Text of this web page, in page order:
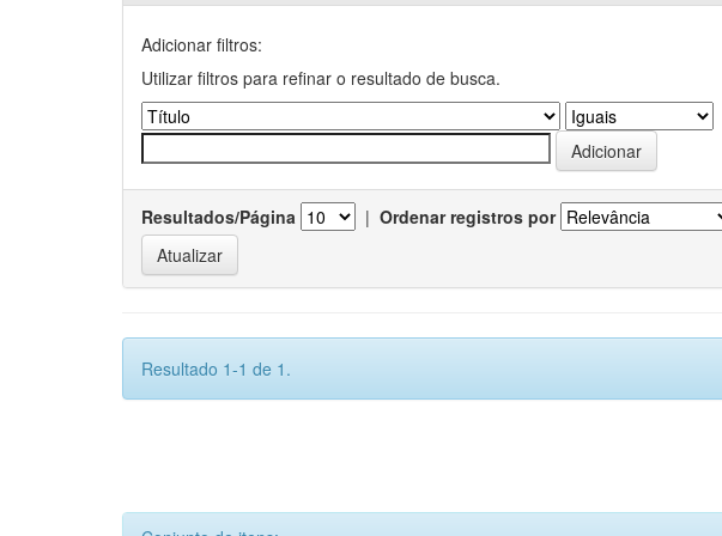
Adicionar filtros:
Utilizar filtros para refinar o resultado de busca.
Resultados/Página | Ordenar registros por
Resultado 1-1 de 1.